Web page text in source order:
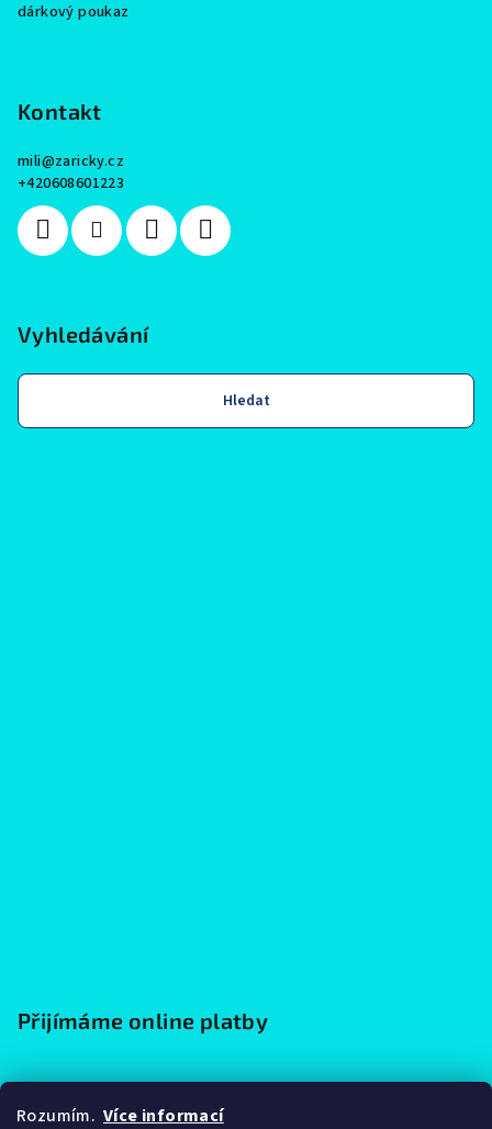
Rozumím. Více informací
dárkový poukaz
Kontakt
mili@zaricky.cz
+420608601223
Vyhledávání
Hledat
Přijímáme online platby